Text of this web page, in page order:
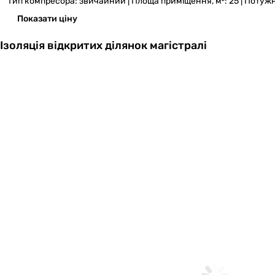
Показати ціну
Ізоляція відкритих ділянок магістралі